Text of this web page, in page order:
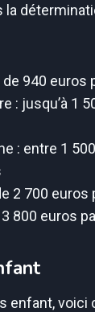
la
940 euros
: jusqu’à 1
: entre 1
2 700 euros
800 euros
enfant, voici